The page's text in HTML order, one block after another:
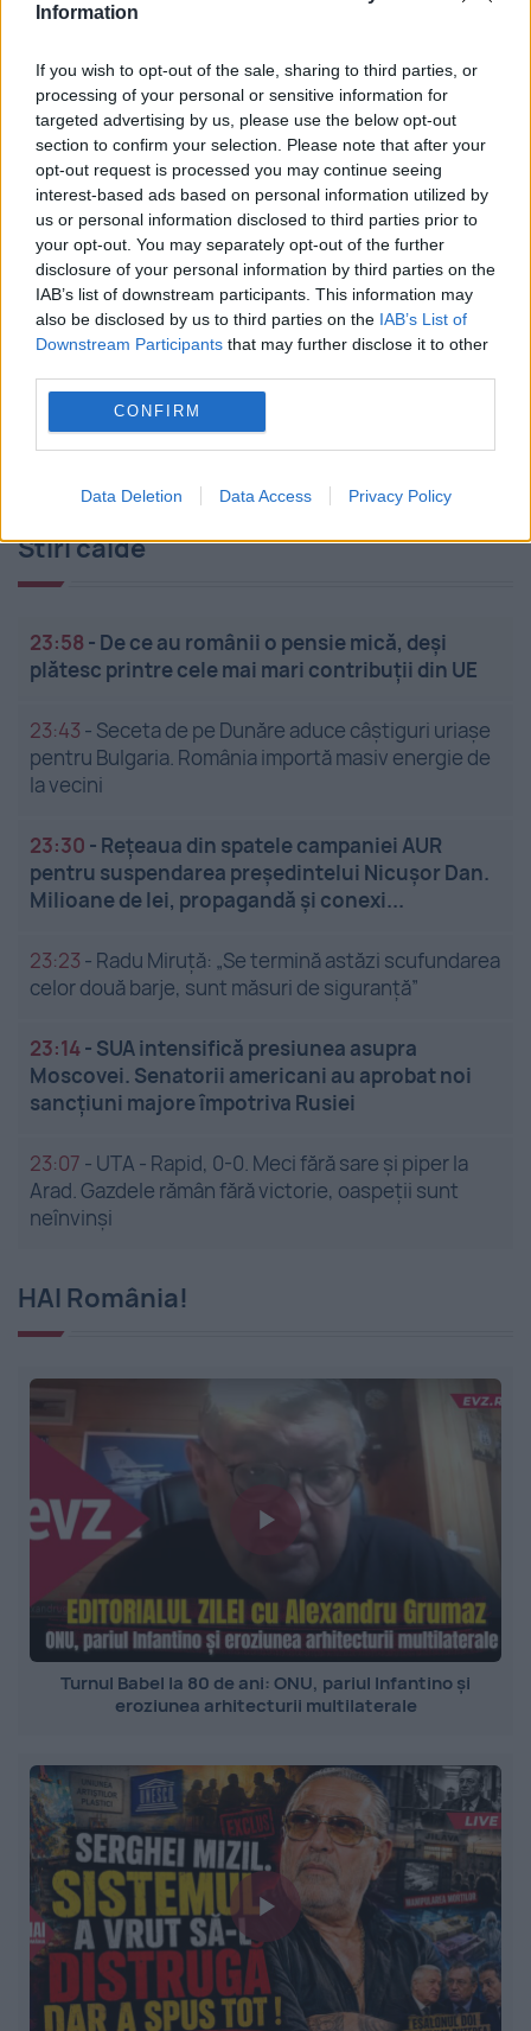
Information
If you wish to opt-out of the sale, sharing to third parties, or
processing of your personal or sensitive information for
targeted advertising by us, please use the below opt-out
section to confirm your selection. Please note that after your
opt-out request is processed you may continue seeing
interest-based ads based on personal information utilized by
us or personal information disclosed to third parties prior to
your opt-out. You may separately opt-out of the further
disclosure of your personal information by third parties on the
IAB’s list of downstream participants. This information may
also be disclosed by us to third parties on the IAB’s List of
Downstream Participants that may further disclose it to other
CONFIRM
Data Deletion Data Access Privacy Policy
Megan Fox, fotografii provocatoare. Machine
Gun Kelly, fostul logodnic al actriței, a lăsat un
comentariu care a devenit viral
Stiri calde
23:58 - De ce au românii o pensie mică, deși
plătesc printre cele mai mari contribuții din UE
23:43 - Seceta de pe Dunăre aduce câștiguri uriașe
pentru Bulgaria. România importă masiv energie de
la vecini
23:30 - Rețeaua din spatele campaniei AUR
pentru suspendarea președintelui Nicușor Dan.
Milioane de lei, propagandă și conexi...
23:23 - Radu Miruță: „Se termină astăzi scufundarea
celor două barje, sunt măsuri de siguranţă”
23:14- SUA intensifică presiunea asupra
Moscovei. Senatorii americani au aprobat noi
sancțiuni majore împotriva Rusiei
23:07 - UTA - Rapid, 0-0. Meci fără sare și piper la
Arad. Gazdele rămân fără victorie, oaspeții sunt
neînvinși
HAI România!
Turnul Babel la 80 de ani: ONU, pariul Infantino și
eroziunea arhitecturii multilaterale